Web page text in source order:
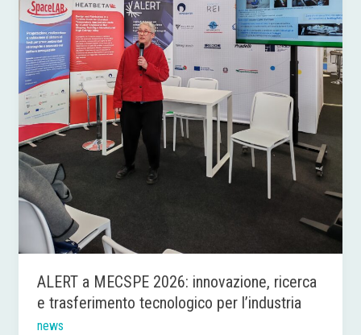
ALERT a MECSPE 2026: innovazione, ricerca
e trasferimento tecnologico per l’industria
news
per
l’industria